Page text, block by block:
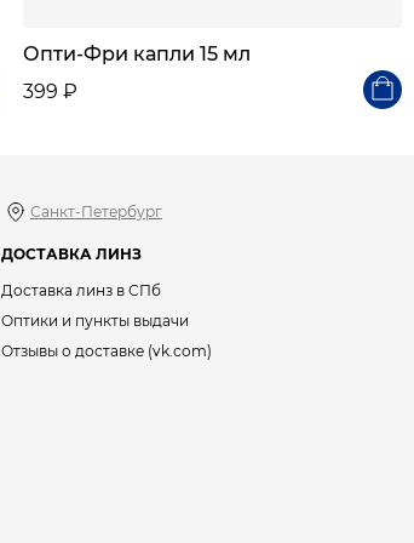
Опти-Фри капли 15 мл
399 ₽
Санкт-Петербург
ДОСТАВКА ЛИНЗ
Доставка линз в СПб
Оптики и пункты выдачи
Отзывы о доставке (vk.com)